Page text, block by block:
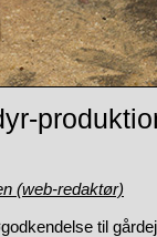
(web-redaktør)
til